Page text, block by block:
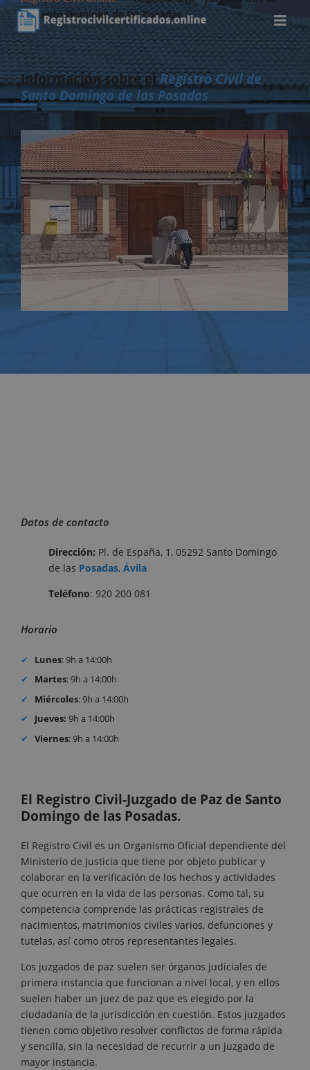
de Santo Domingo de las Posadas
Información sobre elRegistro Civil de
Santo Domingo de las Posadas
Datos de contacto
Dirección: Pl. de España, 1, 05292 Santo Domingo
de las Posadas, Ávila
Teléfono: 920 200 081
Horario
Lunes: 9h a 14:00h
Martes: 9h a 14:00h
Miércoles: 9h a 14:00h
Jueves: 9h a 14:00h
Viernes: 9h a 14:00h
El Registro Civil-Juzgado de Paz de Santo
Domingo de las Posadas.
El Registro Civil es un Organismo Oficial dependiente del
Ministerio de Justicia que tiene por objeto publicar y
colaborar en la verificación de los hechos y actividades
que ocurren en la vida de las personas. Como tal, su
competencia comprende las prácticas registrales de
nacimientos, matrimonios civiles varios, defunciones y
tutelas, así como otros representantes legales.
Los juzgados de paz suelen ser órganos judiciales de
primera instancia que funcionan a nivel local, y en ellos
suelen haber un juez de paz que es elegido por la
ciudadanía de la jurisdicción en cuestión. Estos juzgados
tienen como objetivo resolver conflictos de forma rápida
y sencilla, sin la necesidad de recurrir a un juzgado de
mayor instancia.